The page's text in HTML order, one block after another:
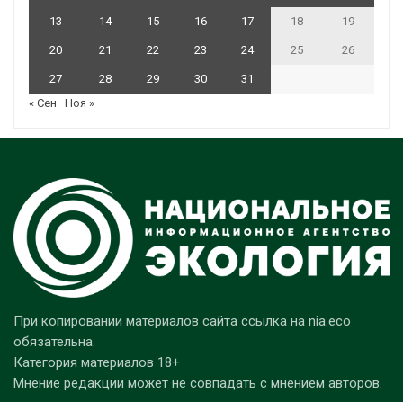
13 14 15 16 17 18 19
20 21 22 23 24 25 26
27 28 29 30
31
« Сен
Ноя »
При копировании материалов сайта ссылка на nia.eco
обязательна.
Категория материалов 18+
Мнение редакции может не совпадать с мнением авторов.